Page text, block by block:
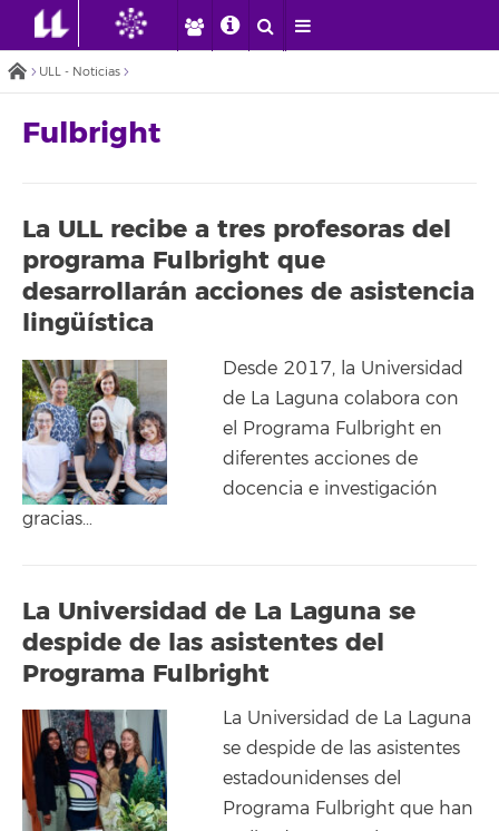
ULL - Noticias
Fulbright
La ULL recibe a tres profesoras del
programa Fulbright que
desarrollarán acciones de asistencia
lingüística
Desde 2017, la Universidad
de La Laguna colabora con
el Programa Fulbright en
diferentes acciones de
docencia e investigación
gracias…
La Universidad de La Laguna se
despide de las asistentes del
Programa Fulbright
La Universidad de La Laguna
se despide de las asistentes
estadounidenses del
Programa Fulbright que han